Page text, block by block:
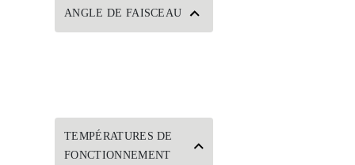
ANGLE DE FAISCEAU
TEMPÉRATURES DE
FONCTIONNEMENT